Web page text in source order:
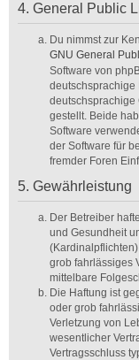
4. General Public
Du nimmst zur
GNU General
Software von
deutschsprachige
deutschsprachige
gestellt. Beide
Software
der Software für
fremder Foren
5. Gewährleistung
Der Betreiber
und Gesundheit
grob fahrlässiges
mittelbare
Die Haftung ist
oder grob
Verletzung von
wesentlicher
Vertragsschluss